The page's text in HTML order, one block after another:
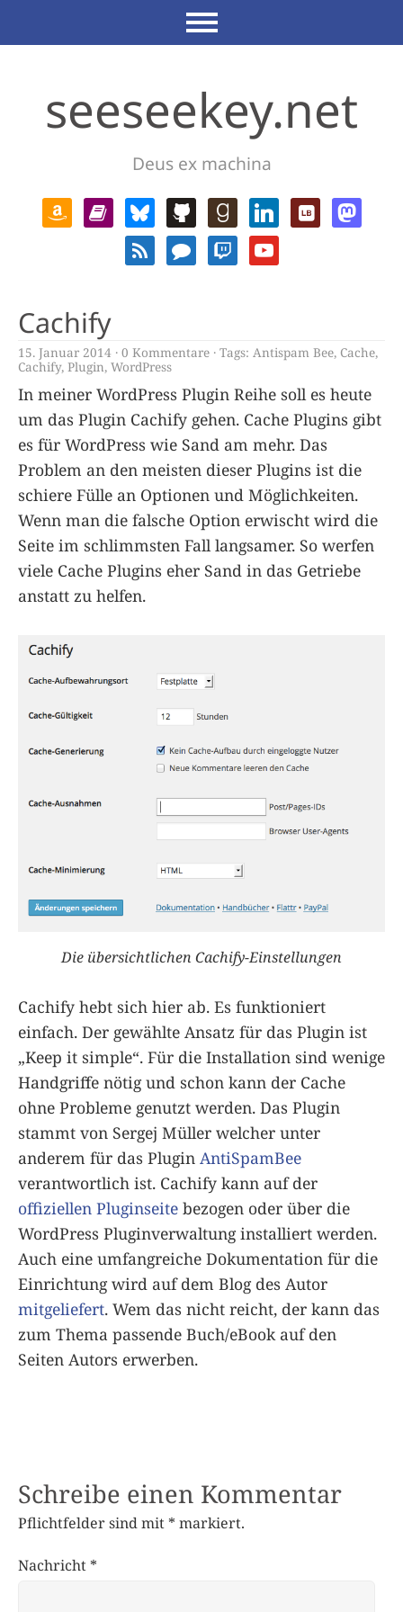
seeseekey.net
Deus ex machina
Cachify
15. Januar 2014 0 Kommentare Tags: Antispam Bee, Cache,
Cachify, Plugin, WordPress
In meiner WordPress Plugin Reihe soll es heute
um das Plugin Cachify gehen. Cache Plugins gibt
es für WordPress wie Sand am mehr. Das
Problem an den meisten dieser Plugins ist die
schiere Fülle an Optionen und Möglichkeiten.
Wenn man die falsche Option erwischt wird die
Seite im schlimmsten Fall langsamer. So werfen
viele Cache Plugins eher Sand in das Getriebe
anstatt zu helfen.
Die übersichtlichen Cachify-Einstellungen
Cachify hebt sich hier ab. Es funktioniert
einfach. Der gewählte Ansatz für das Plugin ist
„Keep it simple“. Für die Installation sind wenige
Handgriffe nötig und schon kann der Cache
ohne Probleme genutzt werden. Das Plugin
stammt von Sergej Müller welcher unter
anderem für das Plugin AntiSpamBee
verantwortlich ist. Cachify kann auf der
offiziellen Pluginseite bezogen oder über die
WordPress Pluginverwaltung installiert werden.
Auch eine umfangreiche Dokumentation für die
Einrichtung wird auf dem Blog des Autor
mitgeliefert. Wem das nicht reicht, der kann das
zum Thema passende Buch/eBook auf den
Seiten Autors erwerben.
Schreibe einen Kommentar
Pflichtfelder sind mit * markiert.
Nachricht *